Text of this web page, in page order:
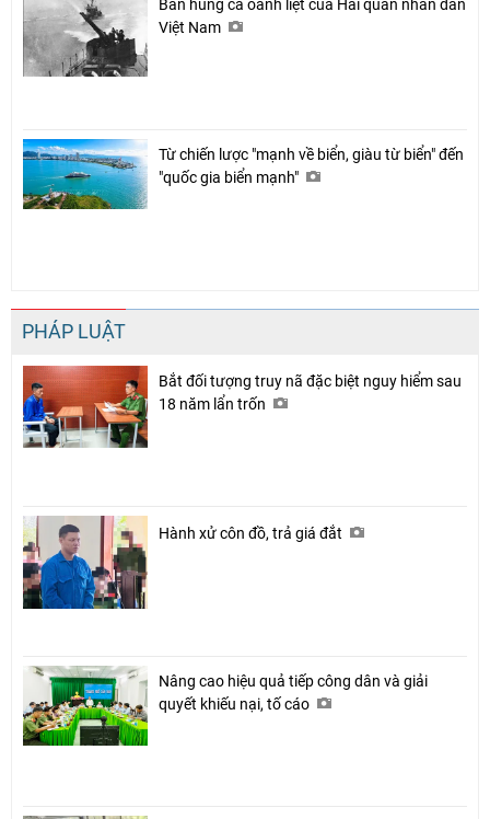
Bản hùng ca oanh liệt của Hải quân nhân dân
Việt Nam
Từ chiến lược "mạnh về biển, giàu từ biển" đến
"quốc gia biển mạnh"
PHÁP LUẬT
Bắt đối tượng truy nã đặc biệt nguy hiểm sau
18 năm lẩn trốn
Hành xử côn đồ, trả giá đắt
Nâng cao hiệu quả tiếp công dân và giải
quyết khiếu nại, tố cáo